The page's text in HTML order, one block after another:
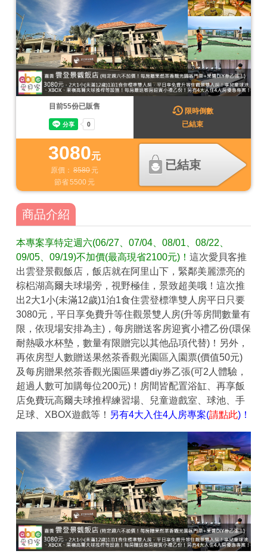
聯絡我們
APP下載
3080元
原價： 8580元
節省5500 元
已結束
目前55份已販售
限時倒數
已結束
商品介紹
本專案享特定週六(06/27、07/04、08/01、08/22、
09/05、09/19)不加價(最高現省2100元)！ 這次愛貝客推
出雲登景觀飯店，飯店就在阿里山下，緊鄰美麗漂亮的
棕梠湖高爾夫球場旁，視野極佳，景致超美哦！這次推
出2大1小(未滿12歲)1泊1食住雲登標準雙人房平日只要
3080元，平日享免費升等住觀景雙人房(升等房間數量有
限，依現場安排為主)，每房贈送客房迎賓小禮乙份(環保
耐熱吸水杯墊，數量有限贈完以其他品項代替)！另外，
再依房型人數贈送果然茶香觀光園區入園票(價值50元)
及每房贈果然茶香觀光園區果醬diy券乙張(可2人體驗，
超過人數可加購每位200元)！房間皆配置浴缸、再享飯
店免費玩高爾夫球推桿練習場、兒童遊戲室、球池、手
足球、XBOX遊戲等！ 另有4大入住4人房專案(請點此)！